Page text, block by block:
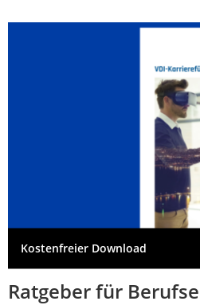
Kostenfreier Download
Ratgeber für